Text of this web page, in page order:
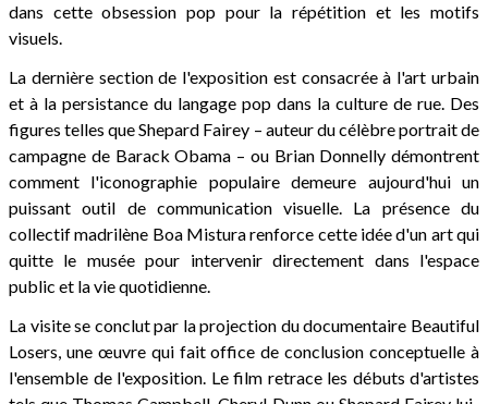
dans cette obsession pop pour la répétition et les motifs
visuels.
La dernière section de l'exposition est consacrée à l'art urbain
et à la persistance du langage pop dans la culture de rue. Des
figures telles que Shepard Fairey – auteur du célèbre portrait de
campagne de Barack Obama – ou Brian Donnelly démontrent
comment l'iconographie populaire demeure aujourd'hui un
puissant outil de communication visuelle. La présence du
collectif madrilène Boa Mistura renforce cette idée d'un art qui
quitte le musée pour intervenir directement dans l'espace
public et la vie quotidienne.
La visite se conclut par la projection du documentaire Beautiful
Losers, une œuvre qui fait office de conclusion conceptuelle à
l'ensemble de l'exposition. Le film retrace les débuts d'artistes